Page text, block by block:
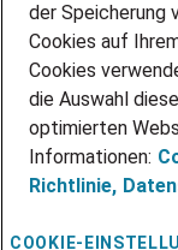
PRESSE
KONTAKT
@Adecco 2026
IMPRESSUM
DATENSCHUTZ
der Speicherung
Cookies auf
Cookies
die Auswahl
optimierten
Informationen:
Richtlinie,
COOKIE-